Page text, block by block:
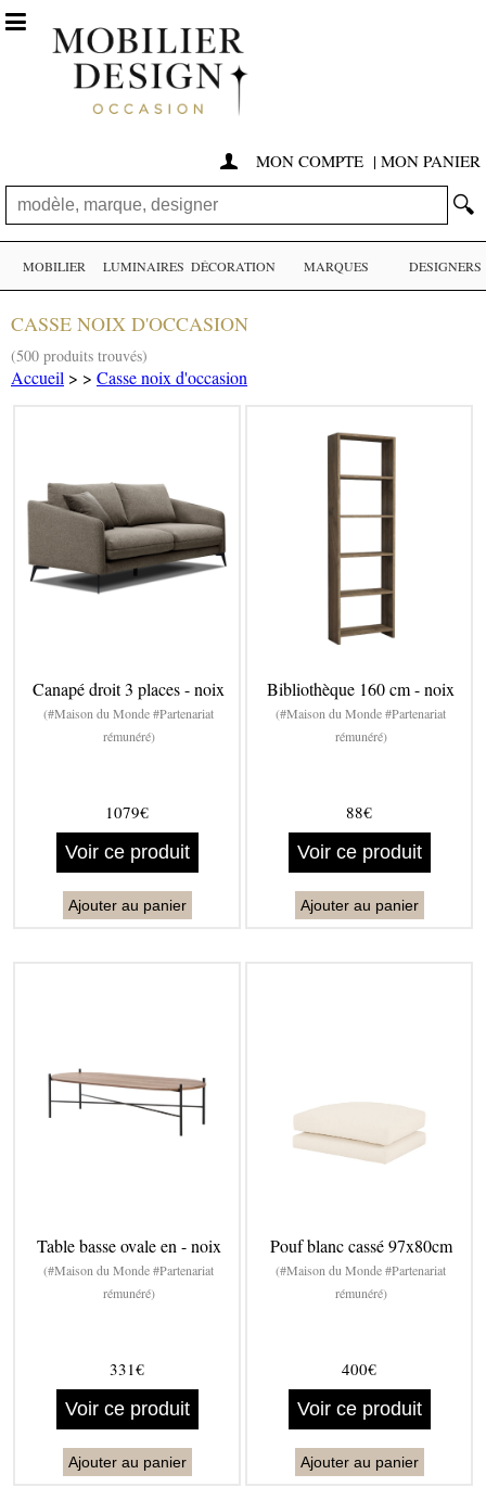
 MON COMPTE | MON PANIER
🔍

MOBILIER LUMINAIRES DÉCORATION MARQUES DESIGNERS
CASSE NOIX D'OCCASION
(500 produits trouvés)
Accueil > > Casse noix d'occasion
Canapé droit 3 places - noix
(#Maison du Monde #Partenariat
rémunéré)
1079€
Voir ce produit
Ajouter au panier
Bibliothèque 160 cm - noix
(#Maison du Monde #Partenariat
rémunéré)
88€
Voir ce produit
Ajouter au panier
Table basse ovale en - noix
(#Maison du Monde #Partenariat
rémunéré)
331€
Voir ce produit
Ajouter au panier
Pouf blanc cassé 97x80cm
(#Maison du Monde #Partenariat
rémunéré)
400€
Voir ce produit
Ajouter au panier